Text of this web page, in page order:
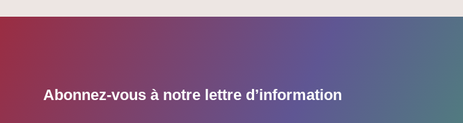
Abonnez-vous à notre lettre d’information